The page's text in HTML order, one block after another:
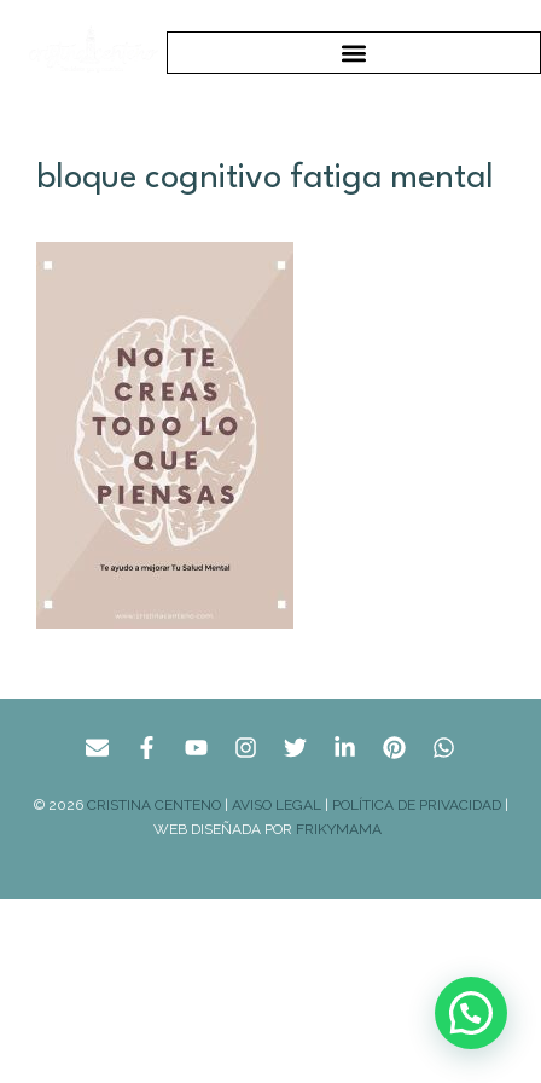
bloque cognitivo fatiga mental
© 2026 CRISTINA CENTENO| AVISO LEGAL| POLÍTICA DE PRIVACIDAD|
WEB DISEÑADA POR FRIKYMAMA